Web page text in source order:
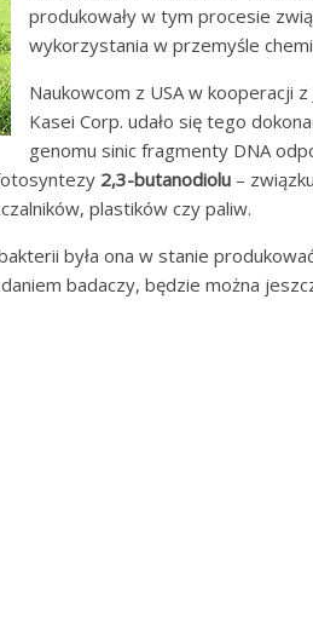
produkowały w tym procesie
wykorzystania w przemyśle
Naukowcom z USA w kooperacji z
Kasei Corp. udało się tego
genomu sinic fragmenty DNA
2,3-butanodiolu –
plastików czy paliw.
była ona w stanie
badaczy, będzie można